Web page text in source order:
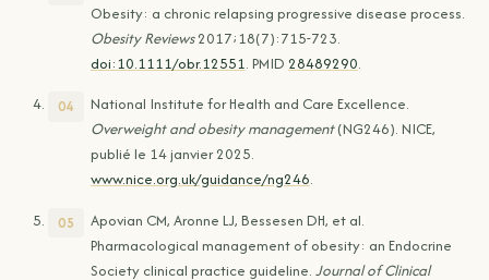
Obesity: a chronic relapsing progressive disease process.
Obesity Reviews2017;18(7):715-723.
doi:10.1111/obr.12551. PMID 28489290.
National Institute for Health and Care Excellence.
Overweight and obesity management(NG246). NICE,
publié le 14 janvier 2025.
www.nice.org.uk/guidance/ng246.
Apovian CM, Aronne LJ, Bessesen DH, et al.
Pharmacological management of obesity: an Endocrine
Society clinical practice guideline. Journal of Clinical